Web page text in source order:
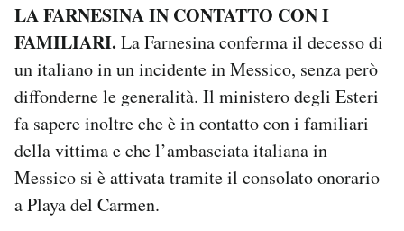
LA FARNESINA IN CONTATTO CON I
FAMILIARI. La Farnesina conferma il decesso di
un italiano in un incidente in Messico, senza però
diffonderne le generalità. Il ministero degli Esteri
fa sapere inoltre che è in contatto con i familiari
della vittima e che l’ambasciata italiana in
Messico si è attivata tramite il consolato onorario
a Playa del Carmen.